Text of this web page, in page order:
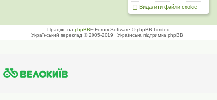
Видалити файли cookie
Працює на phpBB® Forum Software © phpBB Limited
Український переклад © 2005-2019
Українська підтримка phpBB